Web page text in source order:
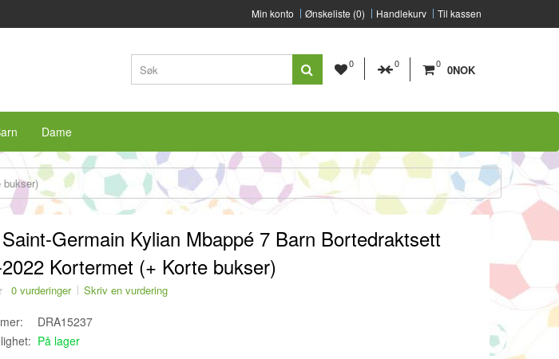
Min konto Ønskeliste (0) Handlekurv Til kassen
0 0 0 0NOK
Dame
bukser)
Germain Kylian Mbappé 7 Barn Bortedraktsett
Kortermet (+ Korte bukser)
0 vurderinger Skriv en vurdering
DRA15237
På lager